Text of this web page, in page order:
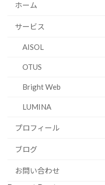
ホーム
サービス
AISOL
OTUS
Bright Web
LUMINA
プロフィール
ブログ
お問い合わせ